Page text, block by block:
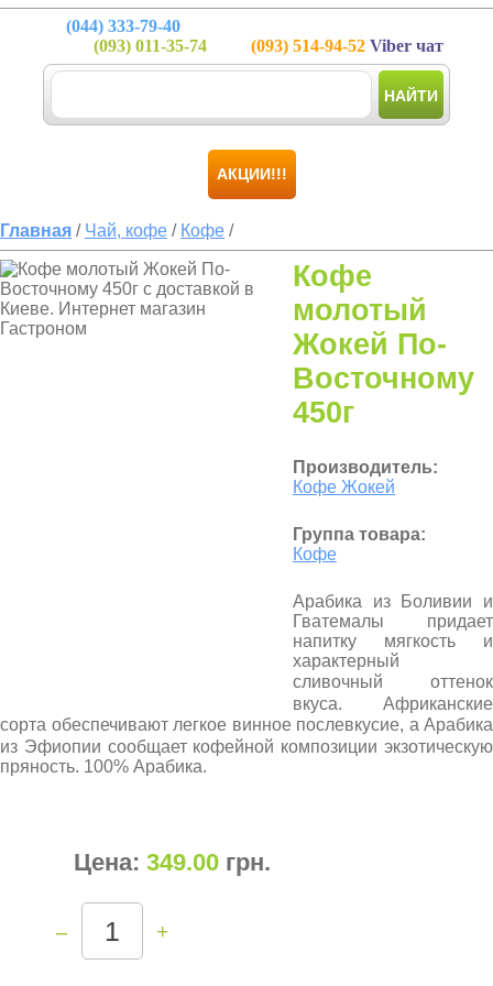
(044) 333-79-40
(093) 011-35-74 (093) 514-94-52 Viber чат
НАЙТИ
АКЦИИ!!!
Главная / Чай, кофе / Кофе /
Кофе
молотый
Жокей По-
Восточному
450г
Производитель:
Кофе Жокей
Группа товара:
Кофе
Арабика из Боливии и
Гватемалы придает
напитку мягкость и
характерный
сливочный оттенок
вкуса. Африканские
сорта обеспечивают легкое винное послевкусие, а Арабика
из Эфиопии сообщает кофейной композиции экзотическую
пряность. 100% Арабика.
Цена: 349.00 грн.
– +